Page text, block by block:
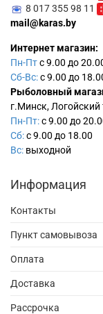
8 017 355 98 11
mail@karas.by
Интернет магазин:
Пн-Птс 9.00 до
Сб-Вс:с 9.00 до
Рыболовный
г.Минск, Логойский
Пн-Пт:с 9.00 до
Сб:с 9.00 до 18.00
Вс: выходной
Информация
Контакты
Пункт самовывоза
Оплата
Доставка
Рассрочка